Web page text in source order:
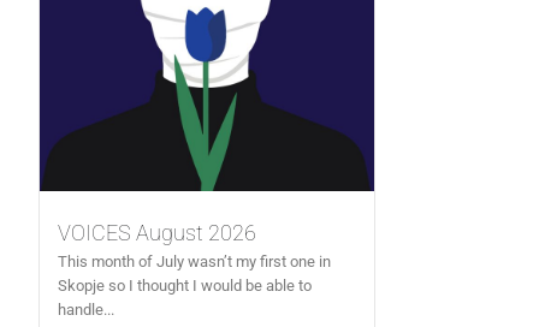
VOICES August 2026
This month of July wasn’t my first one in
Skopje so I thought I would be able to
handle...